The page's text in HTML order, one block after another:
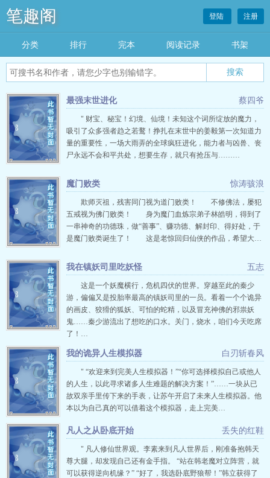
笔趣阁 登陆 注册
分类 排行 完本 阅读记录 书架
蔡四爷
最强末世进化
" 财宝、秘宝！幻境、仙境！未知这个词所绽放的魔力，
吸引了众多强者趋之若鹜！挣扎在末世中的姜毅第一次知道力
量的重要性，一场大雨弄的全球疯狂进化，能力者与凶兽、丧
尸永远不会和平共处，想要生存，就只有抢压与………
惊涛骇浪
魔门败类
欺师灭祖，残害同门视为道门败类！ 不修佛法，屡犯
五戒视为佛门败类！ 身为魔门血炼宗弟子林皓明，得到了
一串神奇的功德珠，做“善事”、赚功德、解封印、得好处，于
是魔门败类诞生了！ 这是老惊回归仙侠的作品，希望大…
五志
我在镇妖司里吃妖怪
这是一个妖魔横行，危机四伏的世界。穿越至此的秦少
游，偏偏又是投胎率最高的镇妖司里的一员。看着一个个诡异
的画皮、狡猾的狐妖、可怕的蛇精，以及冒充神佛的邪祟妖
鬼……秦少游流出了想吃的口水。关门，烧水，咱们今天吃席
了！…
白刃斩春风
我的诡异人生模拟器
" “欢迎来到完美人生模拟器！”“你可选择模拟自己或他人
的人生，以此寻求诸多人生难题的解决方案！”……一块从已
故双亲手里传下来的手表，让苏午开启了未来人生模拟器。他
本以为自己真的可以借着这个模拟器，走上完美…
丢失的红鞋
凡人之从卧底开始
" 凡人修仙世界观。李素来到凡人世界后，刚准备抱韩天
尊大腿，却发现自己还有金手指。 “站在韩老魔对立阵营，就
可以获得逆向机缘？” “好了，我选卧底野狼帮！”韩立获得了